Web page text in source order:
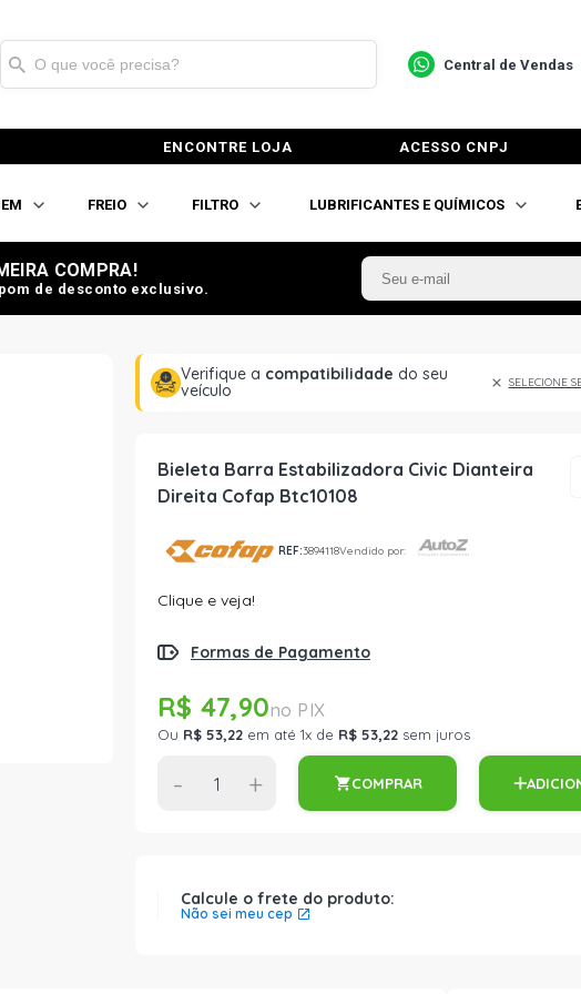
Central de Vendas
ENCONTRE LOJA ACESSO CNPJ
FREIO FILTRO LUBRIFICANTES E QUÍMICOS
COMPRA!
de desconto exclusivo.
Verifique a compatibilidade do seu
veículo
SELECIONE
Bieleta Barra Estabilizadora Civic Dianteira
Direita Cofap Btc10108
REF:3894118Vendido por:
Clique e veja!
Formas de Pagamento
R$ 47,90
Ou R$ 53,22 em até 1x de R$ 53,22 sem juros
- + COMPRAR
Calcule o frete do produto:
Não sei meu cep